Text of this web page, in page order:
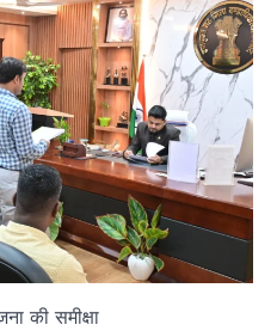
की समीक्षा